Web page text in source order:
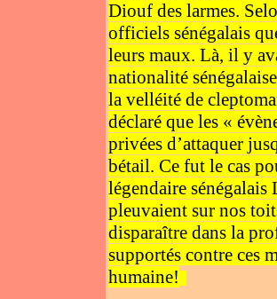
Diouf des larmes.
officiels sénégalais
leurs maux. Là, il y
nationalité
la velléité de
déclaré que les «
privées d’attaquer
bétail. Ce fut le cas
légendaire
pleuvaient sur nos
disparaître dans la
supportés contre ces
humaine!